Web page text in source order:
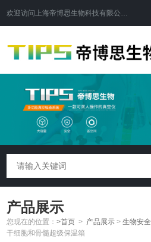
欢迎访问 上海帝博思生物科技有限公司
产品展示
您现在的位置：>首页 > 产品展示 >生物安全
干细胞和骨髓超级保温箱